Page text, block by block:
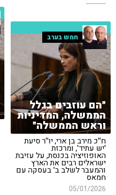
חמש בערב
"הם עוזבים בגלל
הממשלה, המדיניות
וראש הממשלה"
ח''כ מירב בן ארי, יו''ר סיעת
'יש עתיד', ומרכזת
האופוזיציה בכנסת, על עזיבת
ישראלים רבים את הארץ
והמעבר לשלב ב' בעסקה עם
חמאס
05/01/2026